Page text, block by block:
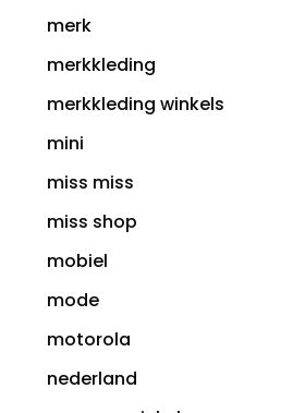
merk
merkkleding
merkkleding winkels
mini
miss miss
miss shop
mobiel
mode
motorola
nederland